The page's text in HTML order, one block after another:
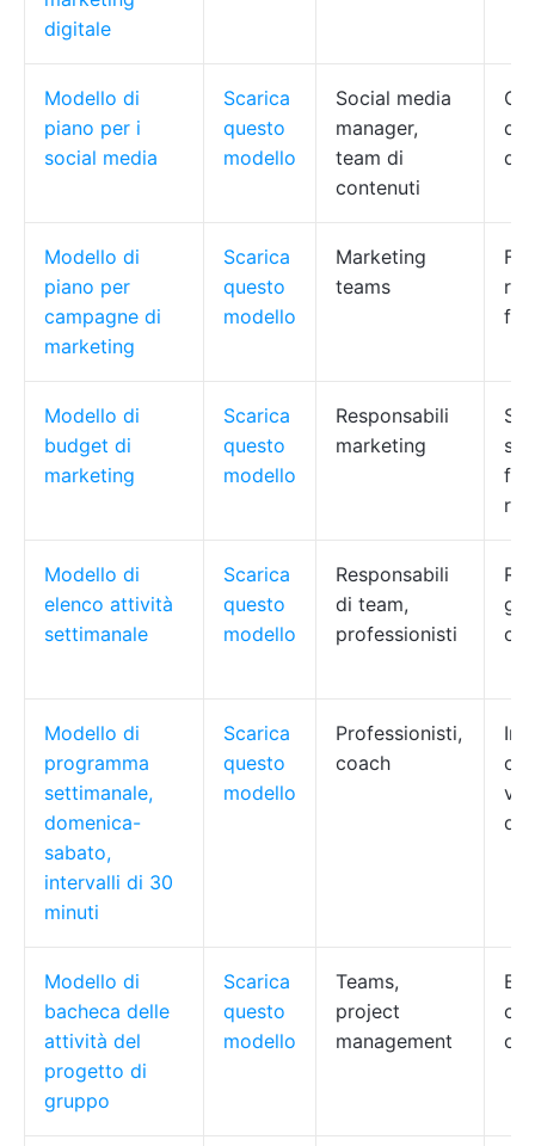
digitale
Modello di
piano per i
social media
Scarica
questo
modello
Social media
manager,
team di
contenuti
di
Modello di
piano per
campagne di
marketing
Scarica
questo
modello
Marketing
teams
Modello di
budget di
marketing
Scarica
questo
modello
Responsabili
marketing
Modello di
elenco attività
settimanale
Scarica
questo
modello
Responsabili
di team,
professionisti
Modello di
programma
settimanale,
domenica-
sabato,
intervalli di 30
minuti
Scarica
questo
modello
Professionisti,
coach
Modello di
bacheca delle
attività del
progetto di
gruppo
Scarica
questo
modello
Teams,
project
management